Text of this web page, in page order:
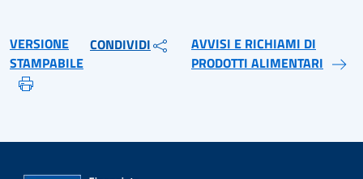
VERSIONE
STAMPABILE
CONDIVIDI
AVVISI E RICHIAMI DI
PRODOTTI ALIMENTARI